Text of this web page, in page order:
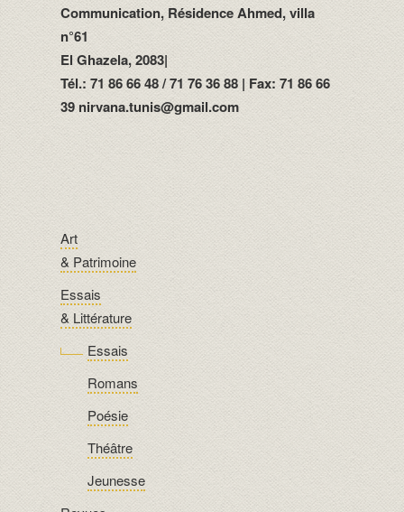
Communication, Résidence Ahmed, villa
n°61
El Ghazela, 2083|
Tél.: 71 86 66 48 / 71 76 36 88 | Fax: 71 86 66
39 nirvana.tunis@gmail.com
Art
& Patrimoine
Essais
& Littérature
Essais
Romans
Poésie
Théâtre
Jeunesse